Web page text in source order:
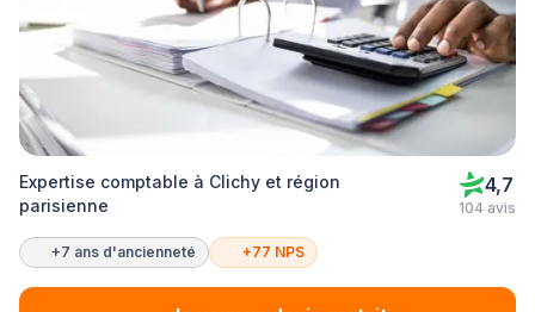
Expertise comptable à Clichy et région
parisienne
4,7
104 avis
+7 ans d'ancienneté +77 NPS